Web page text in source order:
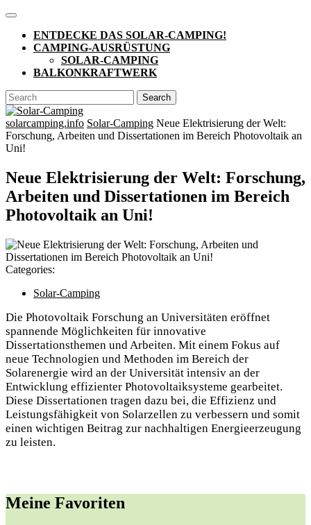
Skip
content
Open
ButtonENTDECKE DAS SOLAR-CAMPING!
CAMPING-AUSRÜSTUNG
SOLAR-CAMPING
BALKONKRAFTWERK
CLOSE
BUTTON
Search
for:
solarcamping.info Solar-Camping Neue Elektrisierung der Welt:
Forschung, Arbeiten und Dissertationen im Bereich Photovoltaik an
Uni!
Neue Elektrisierung der Welt: Forschung,
Arbeiten und Dissertationen im Bereich
Photovoltaik an Uni!
Categories:
Solar-Camping
Die Photovoltaik Forschung an Universitäten eröffnet
spannende Möglichkeiten für innovative
Dissertationsthemen und Arbeiten. Mit einem Fokus auf
neue Technologien und Methoden im Bereich der
Solarenergie wird an der Universität intensiv an der
Entwicklung effizienter Photovoltaiksysteme gearbeitet.
Diese Dissertationen tragen dazu bei, die Effizienz und
Leistungsfähigkeit von Solarzellen zu verbessern und somit
einen wichtigen Beitrag zur nachhaltigen Energieerzeugung
zu leisten.
Meine Favoriten